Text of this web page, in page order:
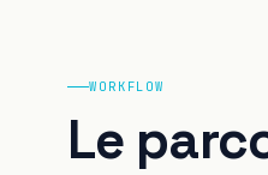
WORKFLOW
Le